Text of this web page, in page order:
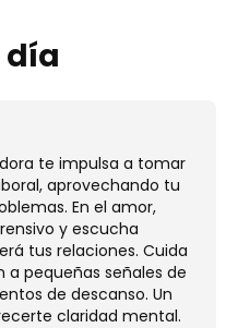
día
te impulsa a tomar
aprovechando tu
En el amor,
y escucha
tus relaciones. Cuida
pequeñas señales de
de descanso. Un
claridad mental.